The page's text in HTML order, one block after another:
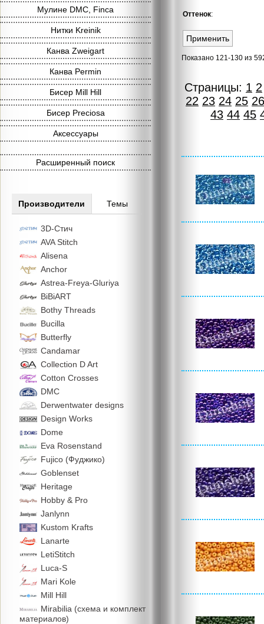
Мулине DMC, Finca
Нитки Kreinik
Канва Zweigart
Канва Permin
Бисер Mill Hill
Бисер Preciosa
Аксессуары
Расширенный поиск
Производители Темы
3D-Стич
AVA Stitch
Alisena
Anchor
Astrea-Freya-Gluriya
BiBiART
Bothy Threads
Bucilla
Butterfly
Candamar
Collection D Art
Cotton Crosses
DMC
Derwentwater designs
Design Works
Dome
Eva Rosenstand
Fujico (Фуджико)
Goblenset
Heritage
Hobby & Pro
Janlynn
Kustom Krafts
Lanarte
LetiStitch
Luca-S
Mari Kole
Mill Hill
Mirabilia (схема и комплект
материалов)
Оттенок:
Показано 121-130 из
Страницы: 1 2
22 23 24 25 26
43 44 45